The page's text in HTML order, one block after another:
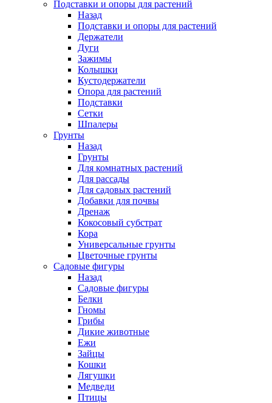
Подставки и опоры для растений
Назад
Подставки и опоры для растений
Держатели
Дуги
Зажимы
Колышки
Кустодержатели
Опора для растений
Подставки
Сетки
Шпалеры
Грунты
Назад
Грунты
Для комнатных растений
Для рассады
Для садовых растений
Добавки для почвы
Дренаж
Кокосовый субстрат
Кора
Универсальные грунты
Цветочные грунты
Садовые фигуры
Назад
Садовые фигуры
Белки
Гномы
Грибы
Дикие животные
Ежи
Зайцы
Кошки
Лягушки
Медведи
Птицы